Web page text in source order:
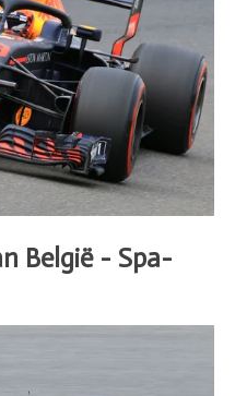
België - Spa-